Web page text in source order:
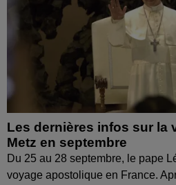
Les dernières infos sur la
Metz en septembre
Du 25 au 28 septembre, le pape
voyage apostolique en France.